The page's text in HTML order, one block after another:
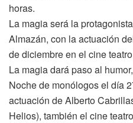
horas.
La magia será la
Almazán, con la actuación
de diciembre en el cine
La magia dará paso al
Noche de monólogos el día
actuación de Alberto
Helios), también el cine